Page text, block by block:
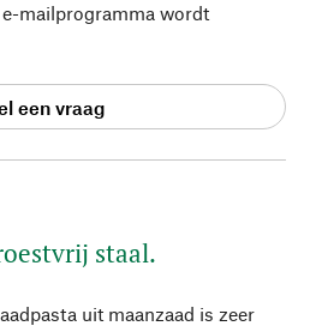
staal.
uit maanzaad is zeer
mailprogramma wordt
een vraag